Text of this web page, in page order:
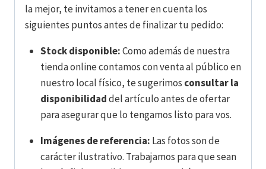
la mejor, te invitamos a tener en cuenta los
siguientes puntos antes de finalizar tu pedido:
Stock disponible:Como además de nuestra
tienda online contamos con venta al público en
nuestro local físico, te sugerimos consultar la
disponibilidaddel artículo antes de ofertar
para asegurar que lo tengamos listo para vos.
Imágenes de referencia: Las fotos son de
carácter ilustrativo. Trabajamos para que sean